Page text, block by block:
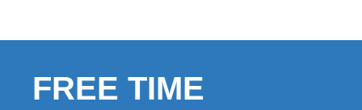
FREE TIME